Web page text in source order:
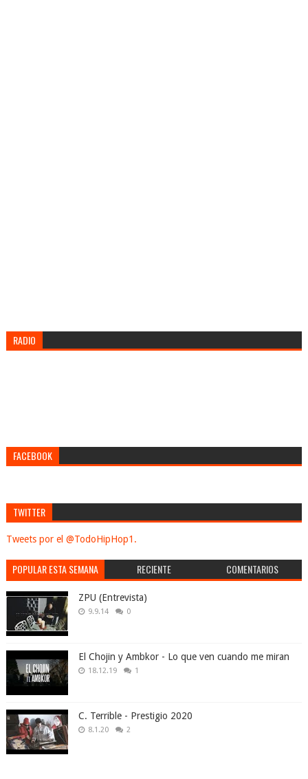
RADIO
FACEBOOK
TWITTER
Tweets por el @TodoHipHop1.
POPULAR ESTA SEMANA RECIENTE COMENTARIOS
ZPU (Entrevista)
9.9.14 0
El Chojin y Ambkor - Lo que ven cuando me miran
18.12.19 1
C. Terrible - Prestigio 2020
8.1.20 2